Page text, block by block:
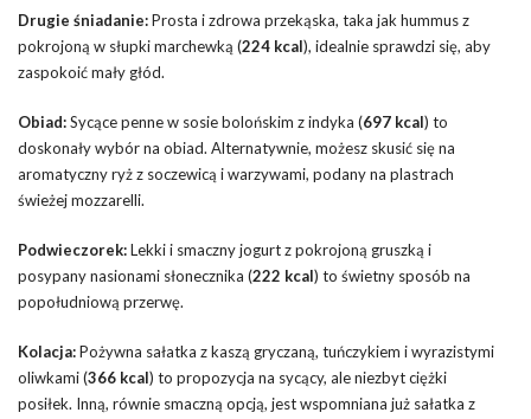
Drugie śniadanie:Prosta i zdrowa przekąska, taka jak hummus z
pokrojoną w słupki marchewką (224 kcal), idealnie sprawdzi się, aby
zaspokoić mały głód.
Obiad:Sycące penne w sosie bolońskim z indyka (697 kcal) to
doskonały wybór na obiad. Alternatywnie, możesz skusić się na
aromatyczny ryż z soczewicą i warzywami, podany na plastrach
świeżej mozzarelli.
Podwieczorek:Lekki i smaczny jogurt z pokrojoną gruszką i
posypany nasionami słonecznika (222 kcal) to świetny sposób na
popołudniową przerwę.
Kolacja:Pożywna sałatka z kaszą gryczaną, tuńczykiem i wyrazistymi
oliwkami (366 kcal) to propozycja na sycący, ale niezbyt ciężki
posiłek. Inną, równie smaczną opcją, jest wspomniana już sałatka z